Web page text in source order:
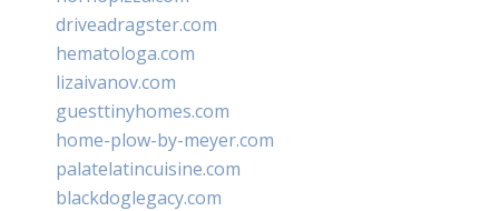
driveadragster.com
hematologa.com
lizaivanov.com
guesttinyhomes.com
home-plow-by-meyer.com
palatelatincuisine.com
blackdoglegacy.com